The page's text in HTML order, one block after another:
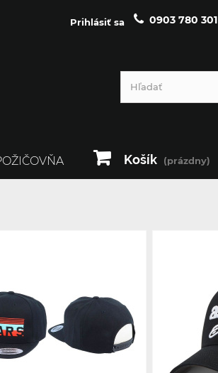
0903 780 301
Prihlásiť sa
Košík (prázdny)